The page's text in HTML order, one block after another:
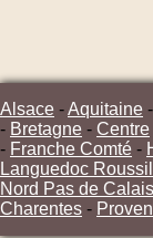
Alsace -Aquitaine -
- Bretagne - Centre
- Franche Comté -
Languedoc
Nord Pas de Calais
Charentes -